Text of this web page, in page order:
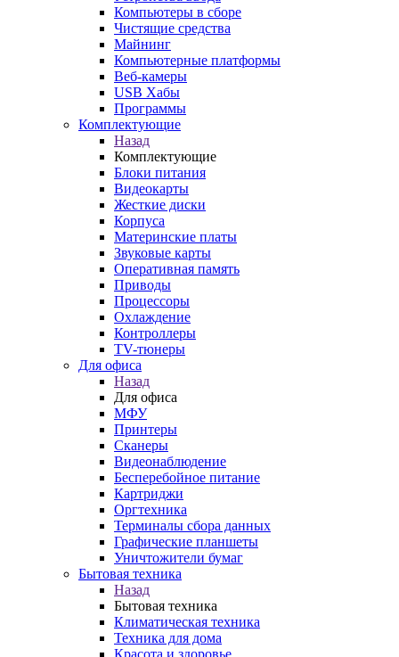
Компьютеры в сборе
Чистящие средства
Майнинг
Компьютерные платформы
Веб-камеры
USB Хабы
Программы
Комплектующие
Назад
Комплектующие
Блоки питания
Видеокарты
Жесткие диски
Корпуса
Материнские платы
Звуковые карты
Оперативная память
Приводы
Процессоры
Охлаждение
Контроллеры
TV-тюнеры
Для офиса
Назад
Для офиса
МФУ
Принтеры
Сканеры
Видеонаблюдение
Бесперебойное питание
Картриджи
Оргтехника
Терминалы сбора данных
Графические планшеты
Уничтожители бумаг
Бытовая техника
Назад
Бытовая техника
Климатическая техника
Техника для дома
Красота и здоровье